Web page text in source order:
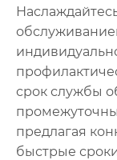
срок службы
предлагая
быстрые